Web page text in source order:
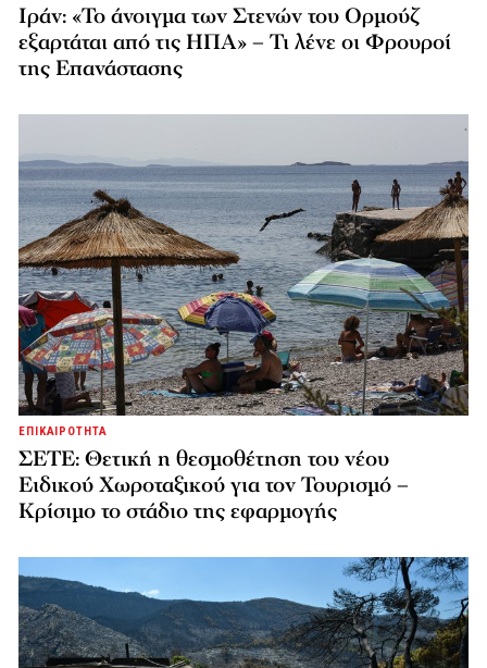
Ιράν: «Το άνοιγμα των Στενών του Ορμούζ
εξαρτάται από τις ΗΠΑ» – Τι λένε οι Φρουροί
της Επανάστασης
ΕΠΙΚΑΙΡΟΤΗΤΑ
ΣΕΤΕ: Θετική η θεσμοθέτηση του νέου
Ειδικού Χωροταξικού για τον Τουρισμό –
Κρίσιμο το στάδιο της εφαρμογής